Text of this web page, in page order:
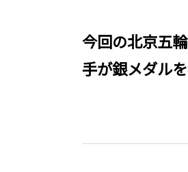
今回の北京五
手が銀メダル